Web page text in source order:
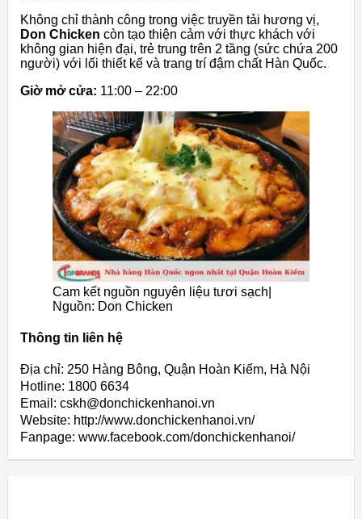
Không chỉ thành công trong việc truyền tải hương vị,
Don Chicken còn tạo thiện cảm với thực khách với
không gian hiện đại, trẻ trung trên 2 tầng (sức chứa 200
người) với lối thiết kế và trang trí đậm chất Hàn Quốc.
Giờ mở cửa: 11:00 – 22:00
Cam kết nguồn nguyên liệu tươi sạch|
Nguồn: Don Chicken
Thông tin liên hệ
Địa chỉ: 250 Hàng Bông, Quận Hoàn Kiếm, Hà Nội
Hotline: 1800 6634
Email: cskh@donchickenhanoi.vn
Website: http://www.donchickenhanoi.vn/
Fanpage: www.facebook.com/donchickenhanoi/